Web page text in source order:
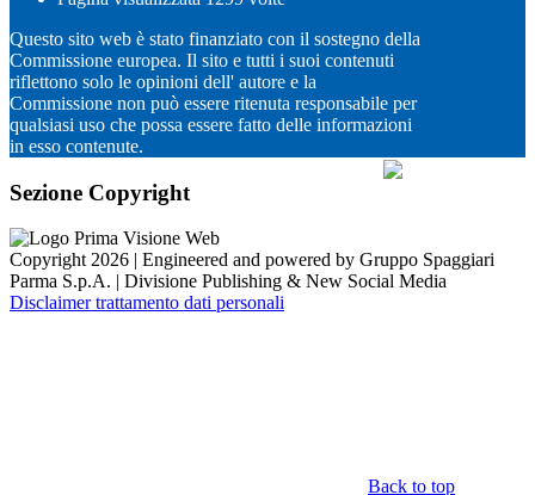
Questo sito web è stato finanziato con il sostegno della
Commissione europea. Il sito e tutti i suoi contenuti
riflettono solo le opinioni dell' autore e la
Commissione non può essere ritenuta responsabile per
qualsiasi uso che possa essere fatto delle informazioni
in esso contenute.
Sezione Copyright
Copyright 2026 | Engineered and powered by Gruppo Spaggiari
Parma S.p.A. | Divisione Publishing & New Social Media
Disclaimer trattamento dati personali
Back to top